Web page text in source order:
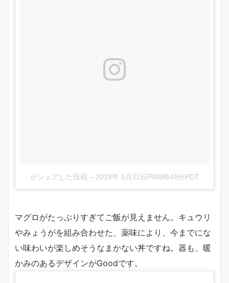
がシェアした投稿 – 2018年 5月22日PM8時48分PDT
マグロがたっぷりすぎてご飯が見えません。キュウリ
やみょうがを組み合わせた、薬味により、今までにな
い味わいが楽しめそうなまかない丼ですね。器も、暖
かみのあるデザインがGoodです。